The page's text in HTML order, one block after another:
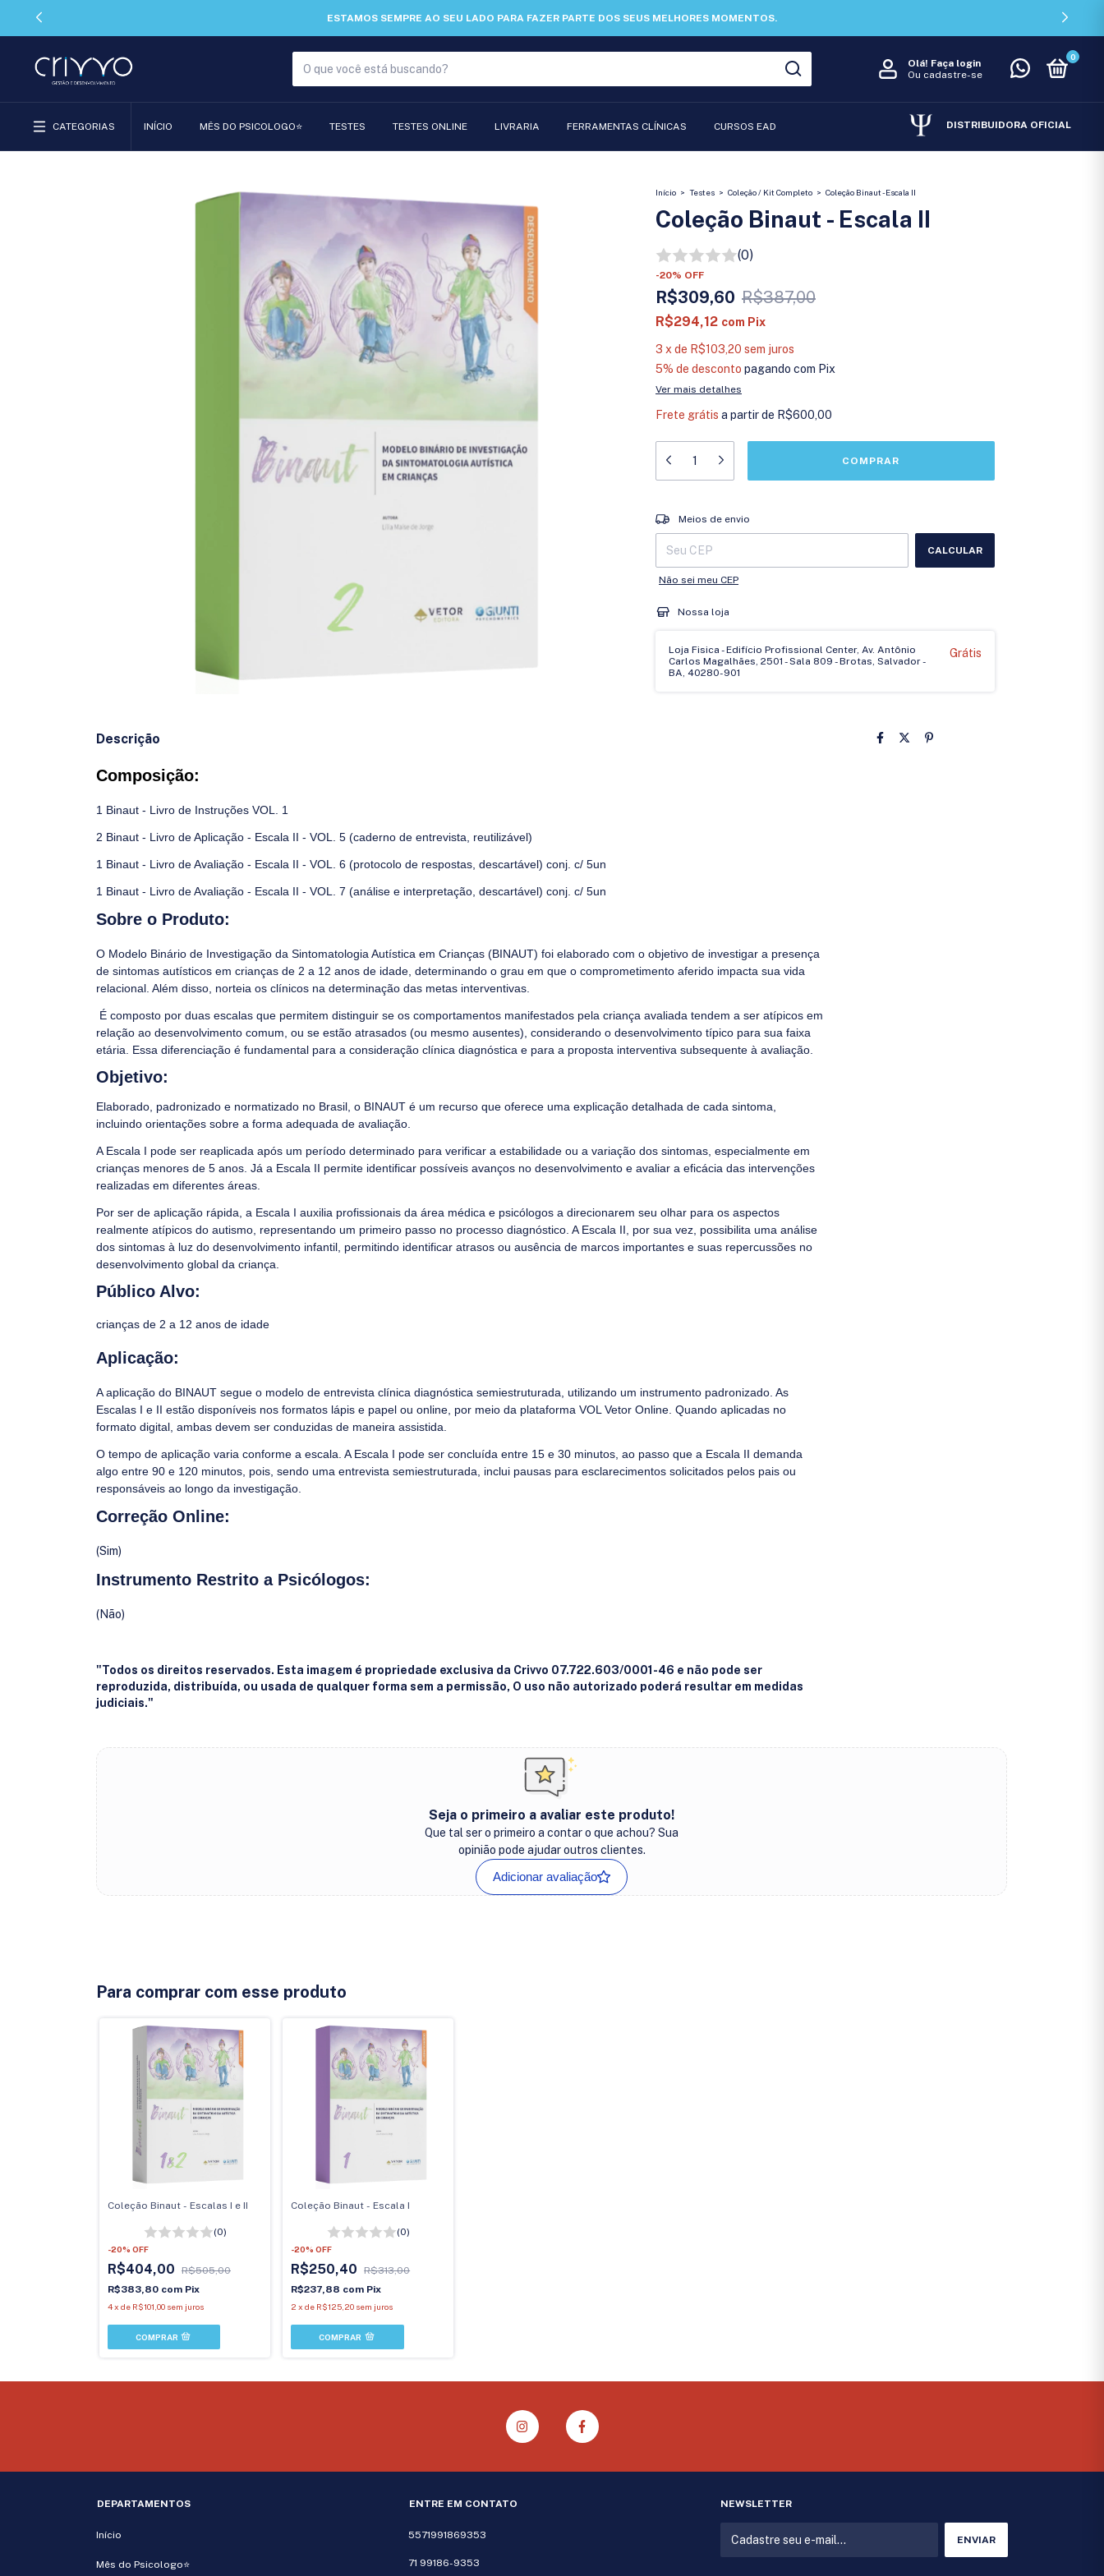
ESTAMOS SEMPRE AO SEU LADO PARA FAZER PARTE DOS SEUS MELHORES MOMENTOS.
Olá! Faça login
Ou cadastre-se
0
CATEGORIAS INÍCIO MÊS DO PSICOLOGO⭐ TESTES TESTES ONLINE LIVRARIA FERRAMENTAS CLÍNICAS CURSOS EAD DISTRIBUIDORA OFICIAL
Início > Testes > Coleção / Kit Completo > Coleção Binaut - Escala II
Coleção Binaut - Escala II
(0)
-20% OFF
R$309,60 R$387,00
R$294,12 com Pix
3 x de R$103,20 sem juros
5% de desconto pagando com Pix
Ver mais detalhes
Frete grátis a partir de R$600,00
Entregas para o CEP:
Meios de envio
CALCULAR
Não sei meu CEP
Nossa loja
Loja Fisica - Edifício Profissional Center, Av. Antônio
Carlos Magalhães, 2501 - Sala 809 - Brotas, Salvador -
BA, 40280-901
Grátis
Descrição
Composição:
1 Binaut - Livro de Instruções VOL. 1
2 Binaut - Livro de Aplicação - Escala II - VOL. 5 (caderno de entrevista, reutilizável)
1 Binaut - Livro de Avaliação - Escala II - VOL. 6 (protocolo de respostas, descartável) conj. c/ 5un
1 Binaut - Livro de Avaliação - Escala II - VOL. 7 (análise e interpretação, descartável) conj. c/ 5un
Sobre o Produto:
O Modelo Binário de Investigação da Sintomatologia Autística em Crianças (BINAUT) foi elaborado com o objetivo de investigar a presença
de sintomas autísticos em crianças de 2 a 12 anos de idade, determinando o grau em que o comprometimento aferido impacta sua vida
relacional. Além disso, norteia os clínicos na determinação das metas interventivas.
É composto por duas escalas que permitem distinguir se os comportamentos manifestados pela criança avaliada tendem a ser atípicos em
relação ao desenvolvimento comum, ou se estão atrasados (ou mesmo ausentes), considerando o desenvolvimento típico para sua faixa
etária. Essa diferenciação é fundamental para a consideração clínica diagnóstica e para a proposta interventiva subsequente à avaliação.
Objetivo:
Elaborado, padronizado e normatizado no Brasil, o BINAUT é um recurso que oferece uma explicação detalhada de cada sintoma,
incluindo orientações sobre a forma adequada de avaliação.
A Escala I pode ser reaplicada após um período determinado para verificar a estabilidade ou a variação dos sintomas, especialmente em
crianças menores de 5 anos. Já a Escala II permite identificar possíveis avanços no desenvolvimento e avaliar a eficácia das intervenções
realizadas em diferentes áreas.
Por ser de aplicação rápida, a Escala I auxilia profissionais da área médica e psicólogos a direcionarem seu olhar para os aspectos
realmente atípicos do autismo, representando um primeiro passo no processo diagnóstico. A Escala II, por sua vez, possibilita uma análise
dos sintomas à luz do desenvolvimento infantil, permitindo identificar atrasos ou ausência de marcos importantes e suas repercussões no
desenvolvimento global da criança.
Público Alvo:
crianças de 2 a 12 anos de idade
Aplicação:
A aplicação do BINAUT segue o modelo de entrevista clínica diagnóstica semiestruturada, utilizando um instrumento padronizado. As
Escalas I e II estão disponíveis nos formatos lápis e papel ou online, por meio da plataforma VOL Vetor Online. Quando aplicadas no
formato digital, ambas devem ser conduzidas de maneira assistida.
O tempo de aplicação varia conforme a escala. A Escala I pode ser concluída entre 15 e 30 minutos, ao passo que a Escala II demanda
algo entre 90 e 120 minutos, pois, sendo uma entrevista semiestruturada, inclui pausas para esclarecimentos solicitados pelos pais ou
responsáveis ao longo da investigação.
Correção Online:
(Sim)
Instrumento Restrito a Psicólogos:
(Não)
"Todos os direitos reservados. Esta imagem é propriedade exclusiva da Crivvo 07.722.603/0001-46 e não pode ser
reproduzida, distribuída, ou usada de qualquer forma sem a permissão, O uso não autorizado poderá resultar em medidas
judiciais."
Seja o primeiro a avaliar este produto!
Que tal ser o primeiro a contar o que achou? Sua
opinião pode ajudar outros clientes.
Adicionar avaliação
Para comprar com esse produto
Coleção Binaut - Escalas I e II
(0)
-20% OFF
R$404,00
R$505,00
R$383,80 com Pix
4x de R$101,00 sem juros
Coleção Binaut - Escala I
(0)
-20%OFF
R$250,40
R$313,00
R$237,88 com Pix
2 xde R$125,20 sem juros
DEPARTAMENTOS
Início
Mês do Psicologo⭐
ENTRE EM CONTATO
5571991869353
71 99186-9353
NEWSLETTER